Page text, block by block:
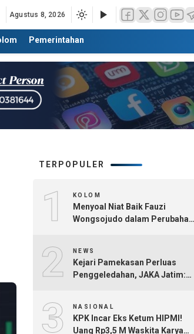
Agustus 8, 2026
Pemerintahan
TERPOPULER
1 KOLOM
Menyoal Niat Baik Fauzi
Wongsojudo dalam Perubahan
2 NEWS
Kejari Pamekasan Perluas
Penggeledahan, JAKA Jatim:
3 NASIONAL
KPK Incar Eks Ketum HIPMI!
Uang Rp3,5 M Waskita Karya